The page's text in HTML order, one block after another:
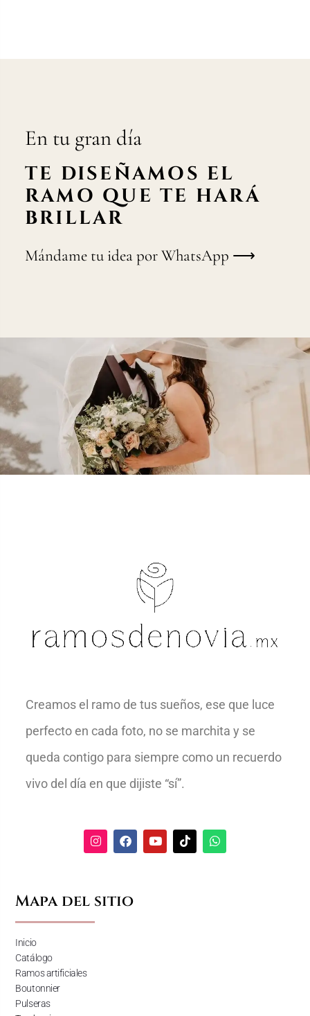
En tu gran día
TE DISEÑAMOS EL
RAMO QUE TE HARÁ
BRILLAR
Mándame tu idea por WhatsApp ⟶
Creamos el ramo de tus sueños, ese que luce
perfecto en cada foto, no se marchita y se
queda contigo para siempre como un recuerdo
vivo del día en que dijiste “sí”.
Mapa del sitio
Inicio
Catálogo
Ramos artificiales
Boutonnier
Pulseras